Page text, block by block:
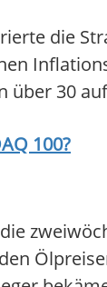
die
über 30
100?